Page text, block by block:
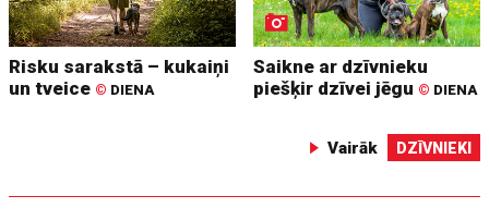
Risku sarakstā – kukaiņi
un tveice © DIENA
Saikne ar dzīvnieku
piešķir dzīvei jēgu © DIENA
Vairāk DZĪVNIEKI